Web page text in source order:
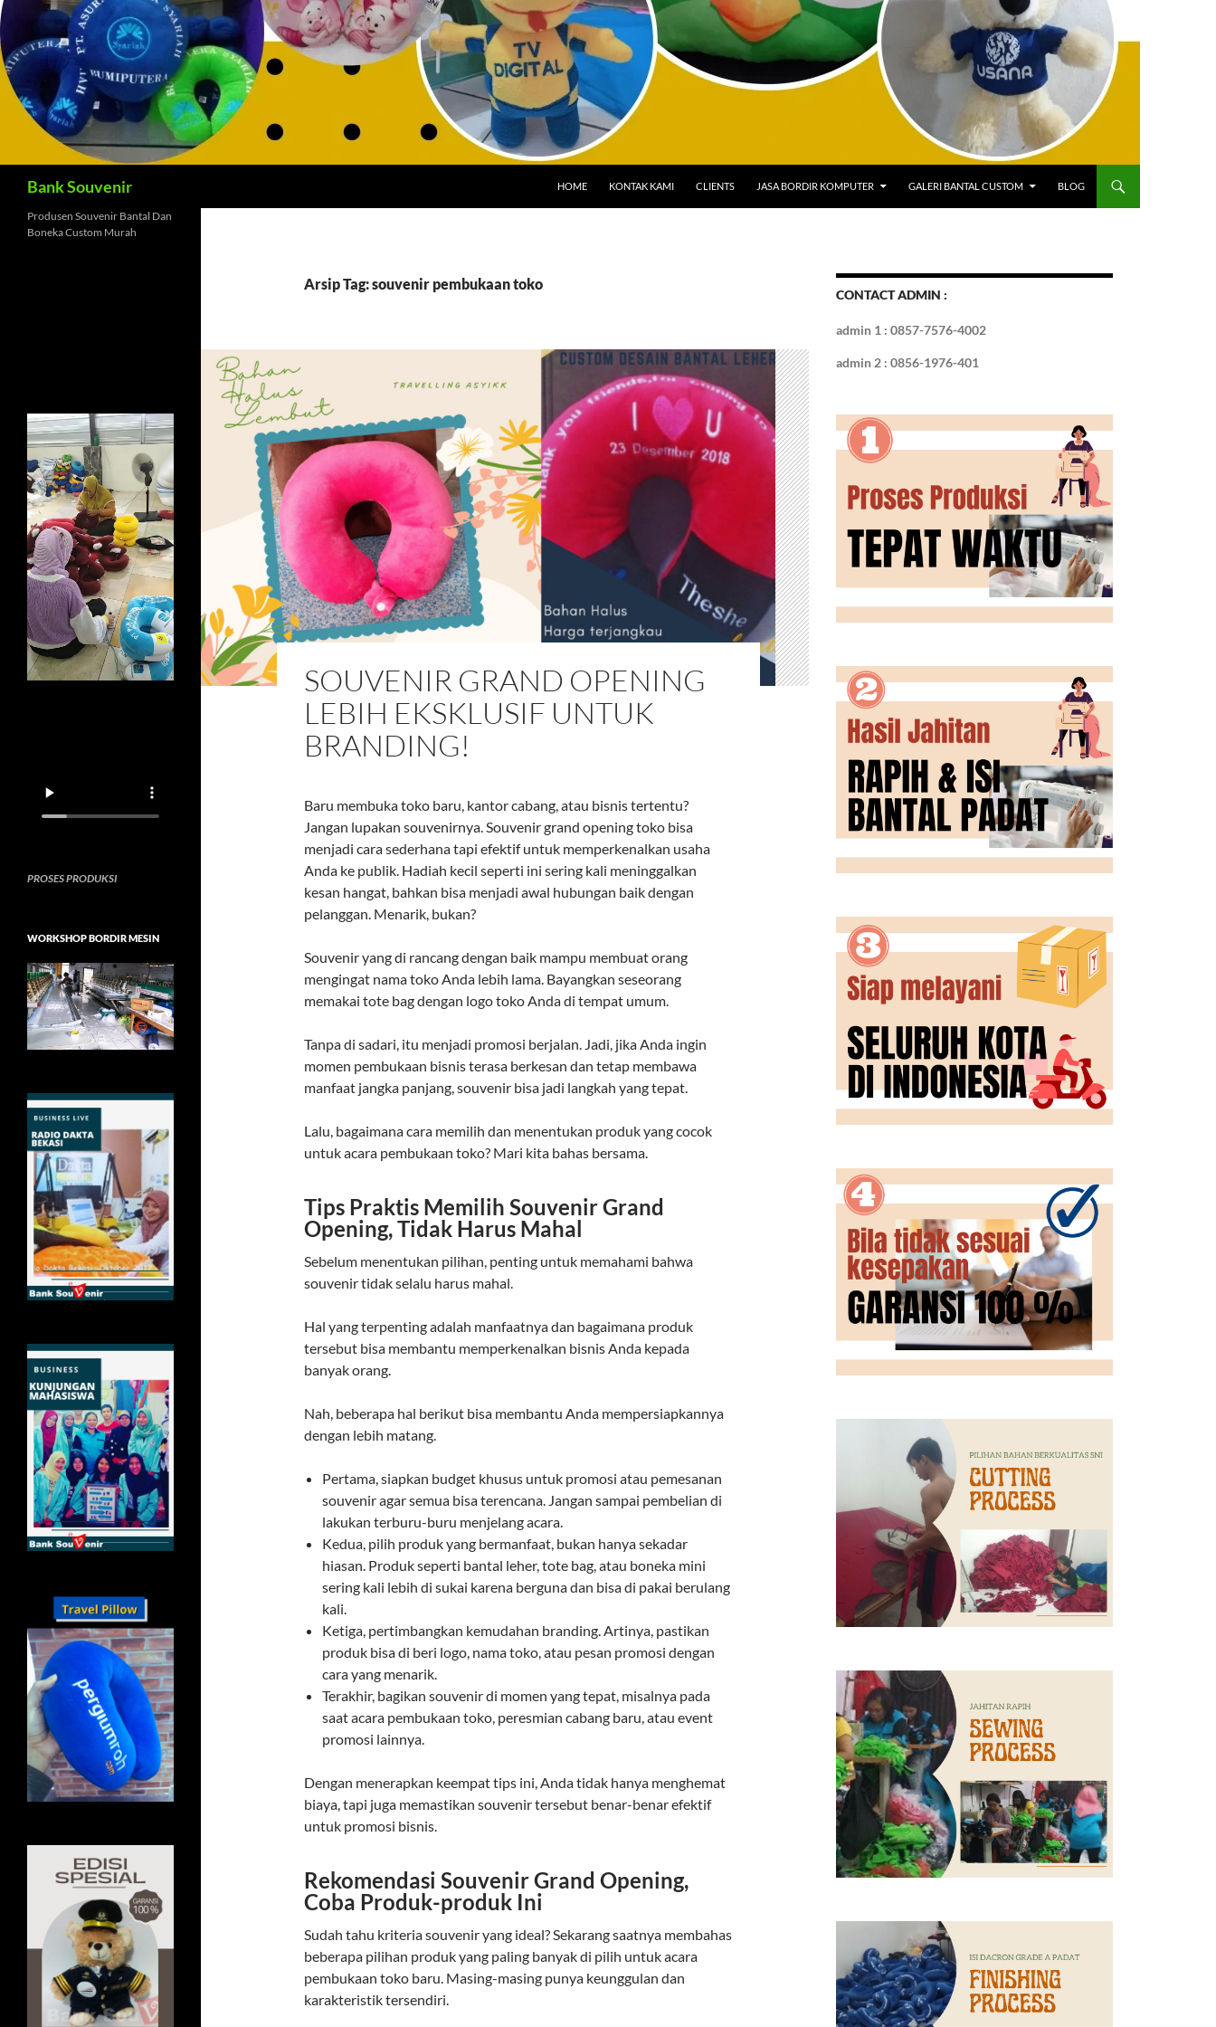
Bank Souvenir HOME KONTAK KAMI CLIENTS JASA BORDIR KOMPUTER GALERI BANTAL CUSTOM BLOG
Arsip Tag: souvenir pembukaan toko
SOUVENIR GRAND OPENING
LEBIH EKSKLUSIF UNTUK
BRANDING!
Baru membuka toko baru, kantor cabang, atau bisnis tertentu?
Jangan lupakan souvenirnya. Souvenir grand opening toko bisa
menjadi cara sederhana tapi efektif untuk memperkenalkan usaha
Anda ke publik. Hadiah kecil seperti ini sering kali meninggalkan
kesan hangat, bahkan bisa menjadi awal hubungan baik dengan
pelanggan. Menarik, bukan?
Souvenir yang di rancang dengan baik mampu membuat orang
mengingat nama toko Anda lebih lama. Bayangkan seseorang
memakai tote bag dengan logo toko Anda di tempat umum.
Tanpa di sadari, itu menjadi promosi berjalan. Jadi, jika Anda ingin
momen pembukaan bisnis terasa berkesan dan tetap membawa
manfaat jangka panjang, souvenir bisa jadi langkah yang tepat.
Lalu, bagaimana cara memilih dan menentukan produk yang cocok
untuk acara pembukaan toko? Mari kita bahas bersama.
Tips Praktis Memilih Souvenir Grand
Opening, Tidak Harus Mahal
Sebelum menentukan pilihan, penting untuk memahami bahwa
souvenir tidak selalu harus mahal.
Hal yang terpenting adalah manfaatnya dan bagaimana produk
tersebut bisa membantu memperkenalkan bisnis Anda kepada
banyak orang.
Nah, beberapa hal berikut bisa membantu Anda mempersiapkannya
dengan lebih matang.
Pertama, siapkan budget khusus untuk promosi atau pemesanan
souvenir agar semua bisa terencana. Jangan sampai pembelian di
lakukan terburu-buru menjelang acara.
Kedua, pilih produk yang bermanfaat, bukan hanya sekadar
hiasan. Produk seperti bantal leher, tote bag, atau boneka mini
sering kali lebih di sukai karena berguna dan bisa di pakai berulang
kali.
Ketiga, pertimbangkan kemudahan branding. Artinya, pastikan
produk bisa di beri logo, nama toko, atau pesan promosi dengan
cara yang menarik.
Terakhir, bagikan souvenir di momen yang tepat, misalnya pada
saat acara pembukaan toko, peresmian cabang baru, atau event
promosi lainnya.
Dengan menerapkan keempat tips ini, Anda tidak hanya menghemat
biaya, tapi juga memastikan souvenir tersebut benar-benar efektif
untuk promosi bisnis.
Rekomendasi Souvenir Grand Opening,
Coba Produk-produk Ini
Sudah tahu kriteria souvenir yang ideal? Sekarang saatnya membahas
beberapa pilihan produk yang paling banyak di pilih untuk acara
pembukaan toko baru. Masing-masing punya keunggulan dan
karakteristik tersendiri.
CONTACT ADMIN :
admin 1 : 0857-7576-4002
admin 2 : 0856-1976-401
Produsen Souvenir Bantal Dan
Boneka Custom Murah
PROSES PRODUKSI
WORKSHOP BORDIR MESIN